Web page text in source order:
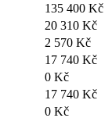
135 400 Kč
20 310 Kč
2 570 Kč
17 740 Kč
0 Kč
17 740 Kč
0 Kč